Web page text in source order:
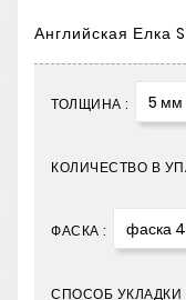
Английская Елка
ТОЛЩИНА : 5 мм
КОЛИЧЕСТВО В
ФАСКА : фаска
СПОСОБ УКЛАДКИ